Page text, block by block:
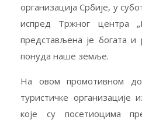
организација Србије, у
испред Тржног центра
представљена је богата и
понуда наше земље.
На овом промотивном
туристичке организације
које су посетиоцима